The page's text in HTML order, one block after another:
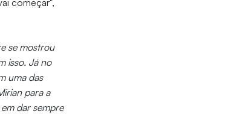
se mostrou
isso. Já no
uma das
para a
dar sempre